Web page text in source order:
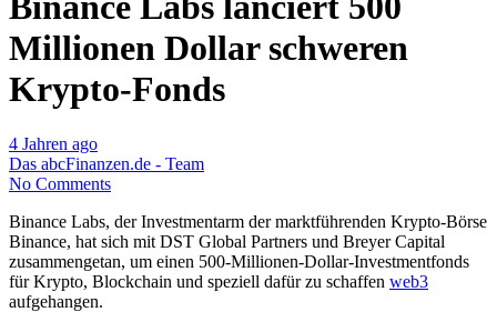
Millionen Dollar schweren
Krypto-Fonds
4 Jahren ago
Das abcFinanzen.de - Team
No Comments
Binance Labs, der Investmentarm der marktführenden Krypto-Börse
Binance, hat sich mit DST Global Partners und Breyer Capital
zusammengetan, um einen 500-Millionen-Dollar-Investmentfonds
für Krypto, Blockchain und speziell dafür zu schaffen web3
aufgehangen.